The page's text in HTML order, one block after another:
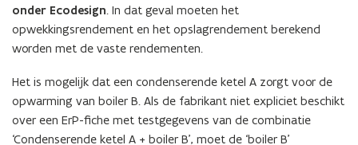
onder Ecodesign. In dat geval moeten het
opwekkingsrendement en het opslagrendement berekend
worden met de vaste rendementen.
Het is mogelijk dat een condenserende ketel A zorgt voor de
opwarming van boiler B. Als de fabrikant niet expliciet beschikt
over een ErP-fiche met testgegevens van de combinatie
‘Condenserende ketel A + boiler B’, moet de ‘boiler B’